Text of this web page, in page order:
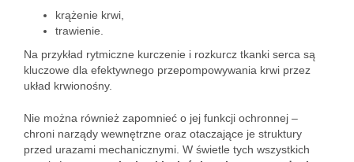
krążenie krwi,
trawienie.
Na przykład rytmiczne kurczenie i rozkurcz tkanki serca są
kluczowe dla efektywnego przepompowywania krwi przez
układ krwionośny.
Nie można również zapomnieć o jej funkcji ochronnej –
chroni narządy wewnętrzne oraz otaczające je struktury
przed urazami mechanicznymi. W świetle tych wszystkich